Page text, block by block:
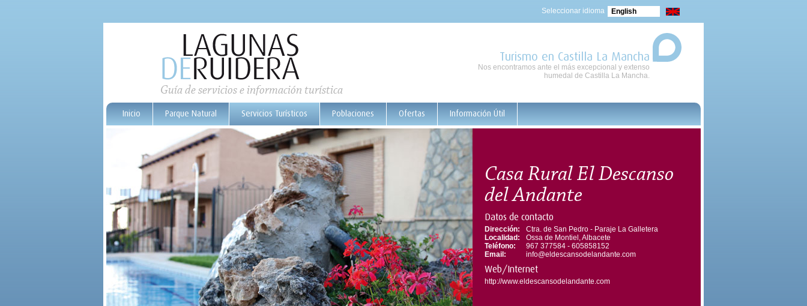
Seleccionar idioma English
Guía de servicios e información turística
Turismo en Castilla La Mancha
Nos encontramos ante el más excepcional y extenso
humedal de Castilla La Mancha.
Inicio Parque Natural Servicios Turísticos Poblaciones Ofertas Información Útil
Casa Rural El Descanso
del Andante
Datos de contacto
Dirección:
Ctra. de San Pedro - Paraje La Galletera
Localidad:
Ossa de Montiel, Albacete
Teléfono:
967 377584 - 605858152
Email:
info@eldescansodelandante.com
Web/Internet
http://www.eldescansodelandante.com